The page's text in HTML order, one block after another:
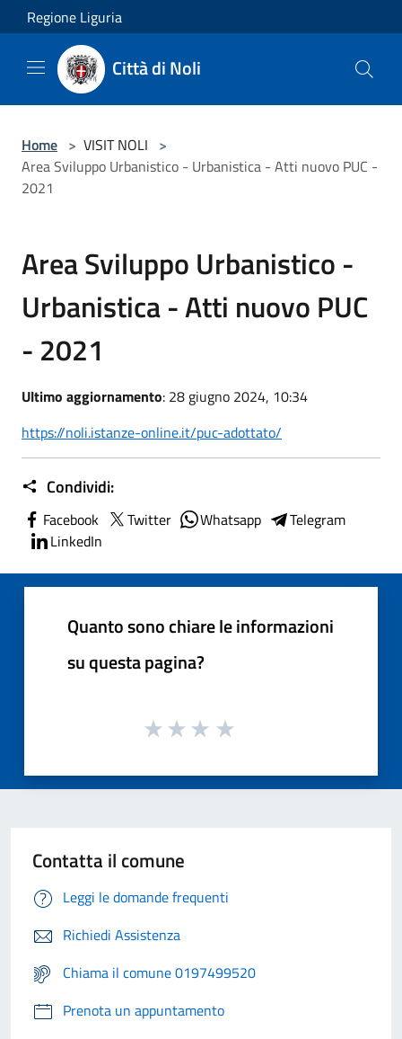
Salta al contenuto principale
Regione Liguria
Città di Noli
Home > VISIT NOLI >
Area Sviluppo Urbanistico - Urbanistica - Atti nuovo PUC -
2021
Area Sviluppo Urbanistico -
Urbanistica - Atti nuovo PUC
- 2021
Ultimo aggiornamento: 28 giugno 2024, 10:34
https://noli.istanze-online.it/puc-adottato/
Condividi:
Facebook Twitter Whatsapp
Telegram
LinkedIn
Quanto sono chiare le informazioni
su questa pagina?
Contatta il comune
Leggi le domande frequenti
Richiedi Assistenza
Chiama il comune 0197499520
Prenota un appuntamento